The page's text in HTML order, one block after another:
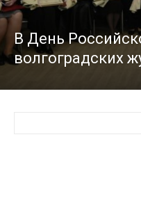
В День
волгоградских